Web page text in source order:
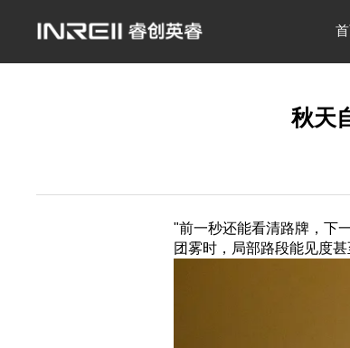
秋天
"前一秒还能看清路牌，下
团雾时，局部路段能见度